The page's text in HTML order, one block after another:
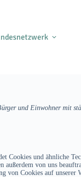
und Einwohner mit
Cookies und ähnliche
außerdem von uns
von Cookies auf unserer